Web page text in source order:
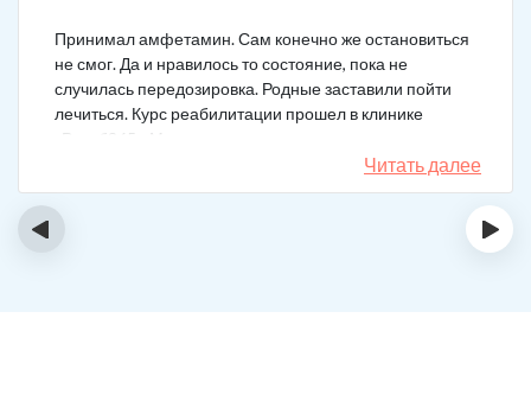
Принимал амфетамин. Сам конечно же остановиться
не смог. Да и нравилось то состояние, пока не
случилась передозировка. Родные заставили пойти
лечиться. Курс реабилитации прошел в клинике
«Рехаб365». Много месяцев уже не принимаю.
Читать далее
‹ ›